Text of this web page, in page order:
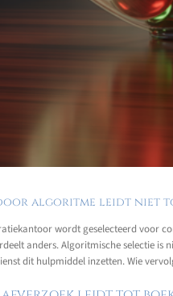
algoritme leidt niet
wordt geselecteerd voor
anders. Algoritmische selectie
dit hulpmiddel inzetten. Wie